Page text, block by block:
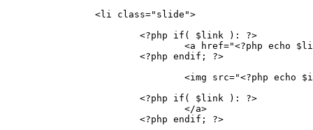
<li class=" slide ">
<?php
if ( $link ) :
?>
<a href="<?php echo
<?php endif ;
?>
<img src="<?php echo
<?php
if ( $link ) :
?>
</a>
<?php endif ;
?>